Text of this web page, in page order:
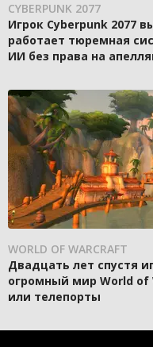
CYBERPUNK 2077
Игрок Cyberpunk 2077
работает тюремная
ИИ без права на
WORLD OF WARCRAFT
Двадцать лет спустя
огромный мир World
или телепорты